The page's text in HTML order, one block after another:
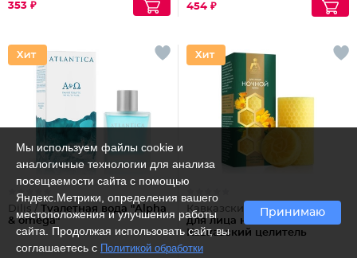
353 ₽
454 ₽
Dilis / Туалетная вода "Alpha
& omega"
Кавказский целитель /Крем
для лица ночной Воск
Кавказский целитель
Мы используем файлы cookie и
аналогичные технологии для анализа
посещаемости сайта с помощью
Яндекс.Метрики, определения вашего
местоположения и улучшения работы
сайта. Продолжая использовать сайт, вы
соглашаетесь с Политикой обработки
Принимаю